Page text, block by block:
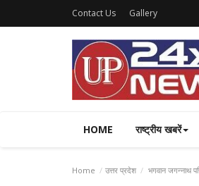
Contact Us Gallery
HOME राष्ट्रीय खबरें
Home उत्तर प्रदेश भगवान जगन्नाथ